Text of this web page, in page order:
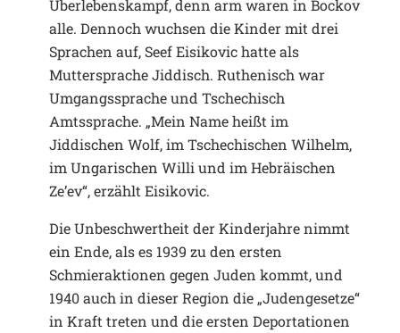
Überlebenskampf, denn arm waren in Bockov
alle. Dennoch wuchsen die Kinder mit drei
Sprachen auf, Seef Eisikovic hatte als
Muttersprache Jiddisch. Ruthenisch war
Umgangssprache und Tschechisch
Amtssprache. „Mein Name heißt im
Jiddischen Wolf, im Tschechischen Wilhelm,
im Ungarischen Willi und im Hebräischen
Ze’ev“, erzählt Eisikovic.
Die Unbeschwertheit der Kinderjahre nimmt
ein Ende, als es 1939 zu den ersten
Schmieraktionen gegen Juden kommt, und
1940 auch in dieser Region die „Judengesetze“
in Kraft treten und die ersten Deportationen